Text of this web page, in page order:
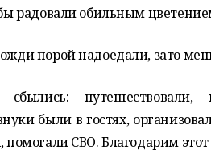
радовали обильным
порой надоедали, зато
путешествовали,
были в гостях,
СВО. Благодарим этот